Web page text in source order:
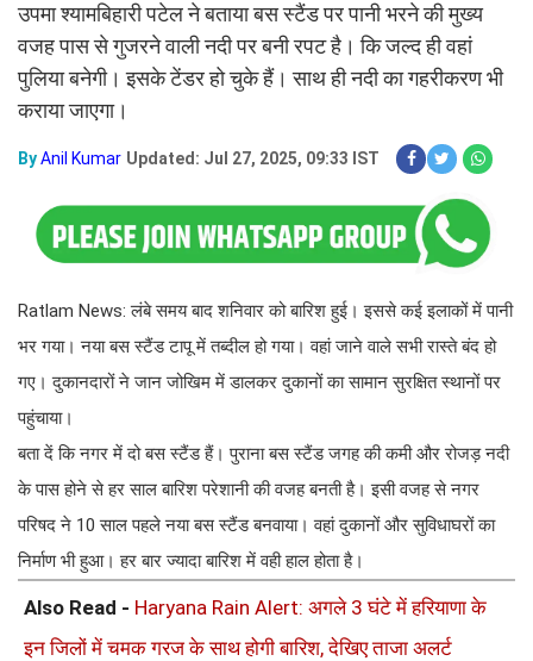
उपमा श्यामबिहारी पटेल ने बताया बस स्टैंड पर पानी भरने की मुख्य
वजह पास से गुजरने वाली नदी पर बनी रपट है। कि जल्द ही वहां
पुलिया बनेगी। इसके टेंडर हो चुके हैं। साथ ही नदी का गहरीकरण भी
कराया जाएगा।
ByAnil Kumar Updated: Jul 27, 2025, 09:33 IST
Ratlam News: लंबे समय बाद शनिवार को बारिश हुई। इससे कई इलाकों में पानी
भर गया। नया बस स्टैंड टापू में तब्दील हो गया। वहां जाने वाले सभी रास्ते बंद हो
गए। दुकानदारों ने जान जोखिम में डालकर दुकानों का सामान सुरक्षित स्थानों पर
पहुंचाया।
बता दें कि नगर में दो बस स्टैंड हैं। पुराना बस स्टैंड जगह की कमी और रोजड़ नदी
के पास होने से हर साल बारिश परेशानी की वजह बनती है। इसी वजह से नगर
परिषद ने 10 साल पहले नया बस स्टैंड बनवाया। वहां दुकानों और सुविधाघरों का
निर्माण भी हुआ। हर बार ज्यादा बारिश में वही हाल होता है।
Also Read - Haryana Rain Alert: अगले 3 घंटे में हरियाणा के
इन जिलों में चमक गरज के साथ होगी बारिश, देखिए ताजा अलर्ट